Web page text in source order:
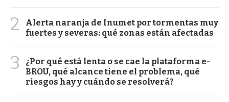
2
Alerta naranja de Inumet por tormentas muy
fuertes y severas: qué zonas están afectadas
3
¿Por qué está lenta o se cae la plataforma e-
BROU, qué alcance tiene el problema, qué
riesgos hay y cuándo se resolverá?